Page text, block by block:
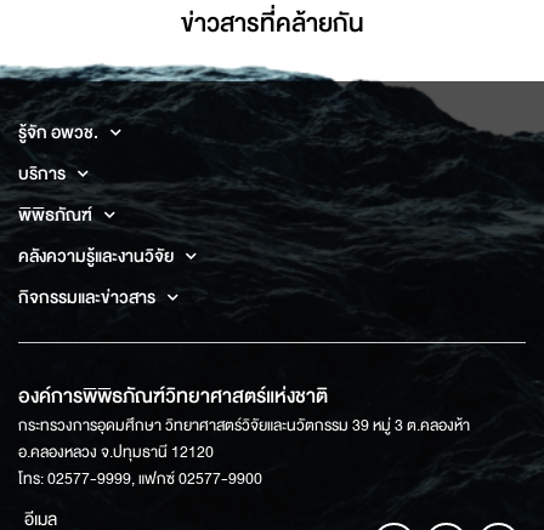
ข่าวสารที่่คล้ายกัน
รู้จัก อพวช.
บริการ
พิพิธภัณฑ์
คลังความรู้และงานวิจัย
กิจกรรมและข่าวสาร
องค์การพิพิธภัณฑ์วิทยาศาสตร์แห่งชาติ
กระทรวงการอุดมศึกษา วิทยาศาสตร์วิจัยและนวัตกรรม 39 หมู่ 3 ต.คลองห้า
อ.คลองหลวง จ.ปทุมธานี 12120
โทร: 02577-9999, แฟกซ์ 02577-9900
อีเมล